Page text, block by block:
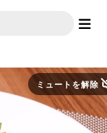
ミュートを解除